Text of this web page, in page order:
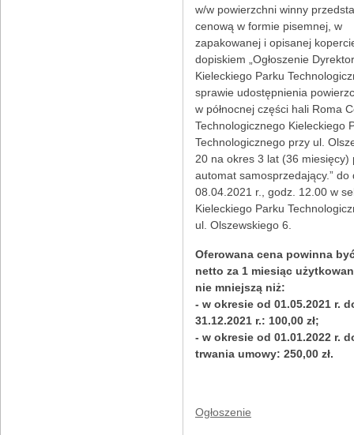
w/w powierzchni winny
cenową w formie pisemnej, w
zapakowanej i opisanej
dopiskiem „Ogłoszenie
Kieleckiego Parku
sprawie udostępnienia
w północnej części hali Roma
Technologicznego Kieleckiego
Technologicznego przy ul.
20 na okres 3 lat (36 miesięcy)
automat samosprzedający.” do
08.04.2021 r., godz. 12.00 w
Kieleckiego Parku
ul. Olszewskiego 6.
Oferowana cena powinna
netto za 1 miesiąc
nie mniejszą niż:
- w okresie od 01.05.2021 r.
31.12.2021 r.: 100,00 zł;
- w okresie od 01.01.2022 r.
trwania umowy: 250,00 zł.
Ogłoszenie